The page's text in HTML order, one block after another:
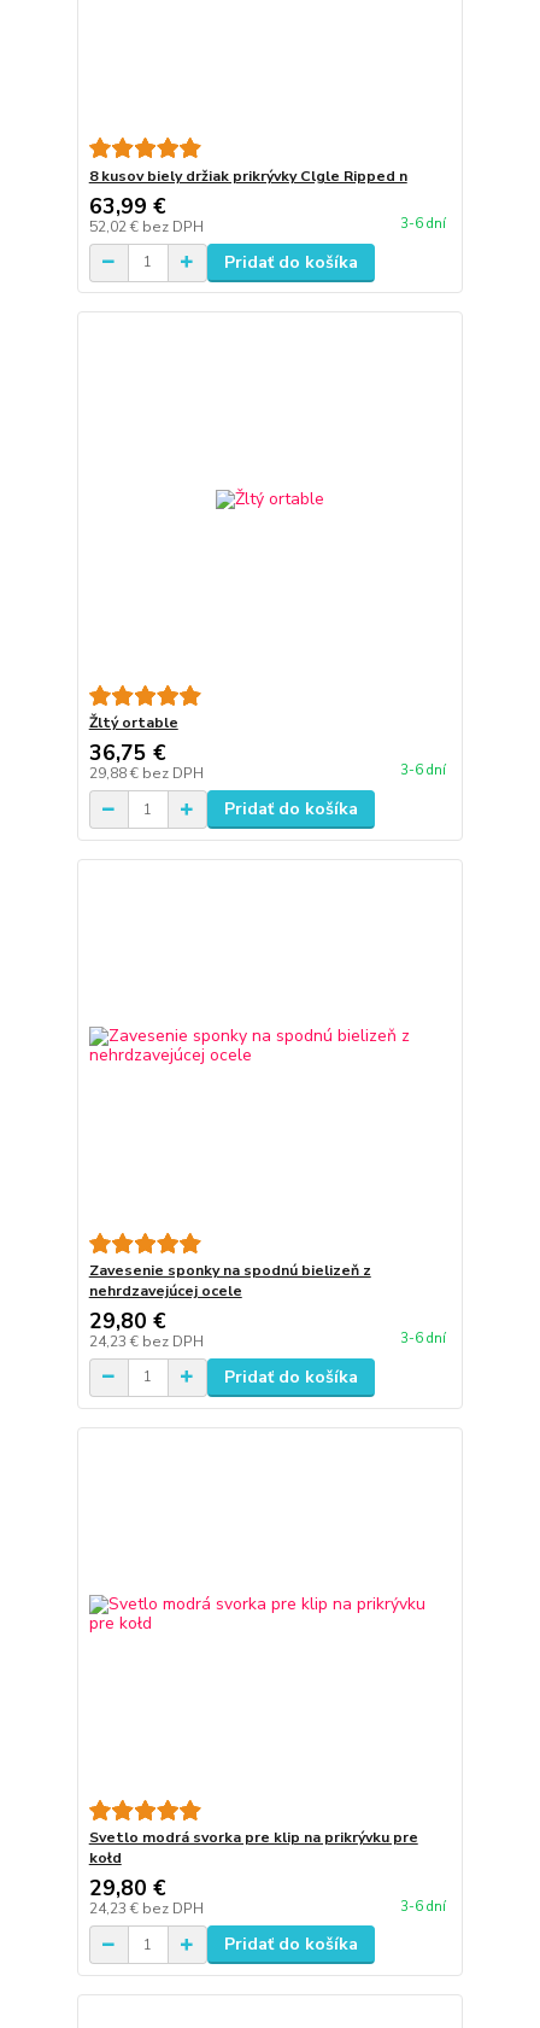
8 kusov biely držiak prikrývky Clgle Ripped n
63,99 €
52,02 € bez DPH 3-6 dní
Pridať do košíka
Žltý ortable
36,75 €
29,88 € bez DPH 3-6 dní
Pridať do košíka
Zavesenie sponky na spodnú bielizeň z
nehrdzavejúcej ocele
29,80 €
24,23 € bez DPH 3-6 dní
Pridať do košíka
Svetlo modrá svorka pre klip na prikrývku pre
kołd
29,80 €
24,23 € bez DPH 3-6 dní
Pridať do košíka